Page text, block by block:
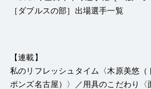
［ダブルスの部］出場選手一覧
【連載】
私のリフレッシュタイム〈木原美悠（
ポンズ名古屋）〉／用具のこだわり〈